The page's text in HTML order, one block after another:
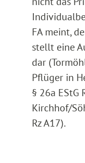
FA meint,
stellt eine
dar
Pflüger in
§ 26a EStG
Kirchhof/
Rz A17).